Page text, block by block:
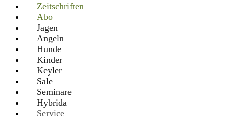
Zeitschriften
Abo
Jagen
Angeln
Hunde
Kinder
Keyler
Sale
Seminare
Hybrida
Service